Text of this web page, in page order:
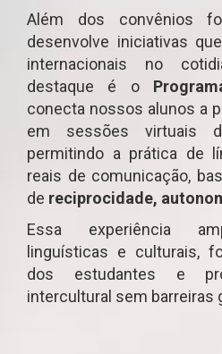
Além dos convênios
desenvolve iniciativas
internacionais no
destaque é o
conecta nossos alunos a
em sessões virtuais
permitindo a prática de
reais de comunicação,
de reciprocidade,
Essa experiência
linguísticas e culturais,
dos estudantes e
intercultural sem barreiras